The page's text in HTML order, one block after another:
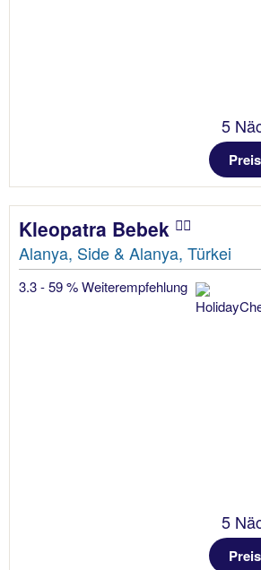
5
Kleopatra Bebek
Alanya, Side & Alanya, Türkei
3.3 - 59 % Weiterempfehlung
5